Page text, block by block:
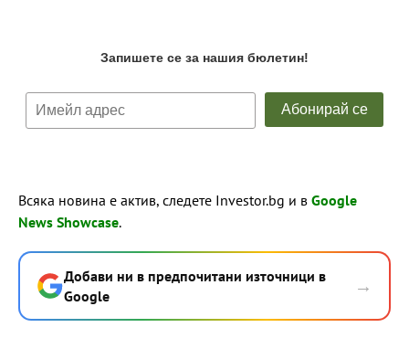
Всяка новина е актив, следете Investor.bg и в Google
News Showcase.
Добави ни в предпочитани източници в
Google
→